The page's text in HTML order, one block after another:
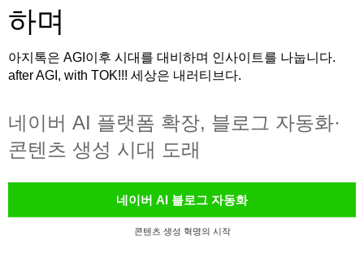
하며
아지톡은 AGI이후 시대를 대비하며 인사이트를 나눕니다.
after AGI, with TOK!!! 세상은 내러티브다.
네이버 AI 플랫폼 확장, 블로그 자동화·
콘텐츠 생성 시대 도래
네이버 AI 블로그 자동화
콘텐츠 생성 혁명의 시작